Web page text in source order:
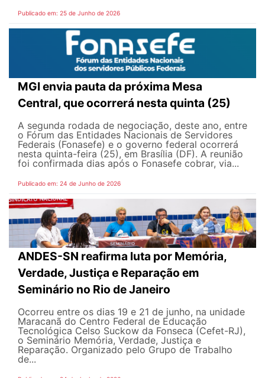
Publicado em: 25 de Junho de 2026
MGI envia pauta da próxima Mesa
Central, que ocorrerá nesta quinta (25)
A segunda rodada de negociação, deste ano, entre
o Fórum das Entidades Nacionais de Servidores
Federais (Fonasefe) e o governo federal ocorrerá
nesta quinta-feira (25), em Brasília (DF). A reunião
foi confirmada dias após o Fonasefe cobrar, via...
Publicado em: 24 de Junho de 2026
ANDES-SN reafirma luta por Memória,
Verdade, Justiça e Reparação em
Seminário no Rio de Janeiro
Ocorreu entre os dias 19 e 21 de junho, na unidade
Maracanã do Centro Federal de Educação
Tecnológica Celso Suckow da Fonseca (Cefet-RJ),
o Seminário Memória, Verdade, Justiça e
Reparação. Organizado pelo Grupo de Trabalho
de...